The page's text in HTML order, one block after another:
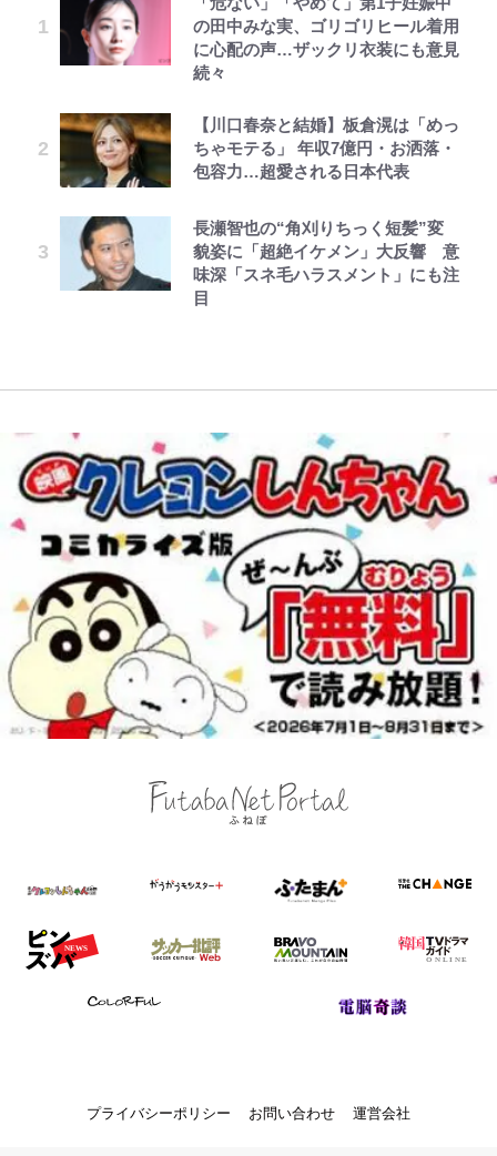
の田中みな実、ゴリゴリヒール着用
に心配の声…ザックリ衣装にも意見
続々
【川口春奈と結婚】板倉滉は「めっ
ちゃモテる」 年収7億円・お洒落・
包容力…超愛される日本代表
長瀬智也の“角刈りちっく短髪”変
貌姿に「超絶イケメン」大反響 意
味深「スネ毛ハラスメント」にも注
目
「恐怖キャラ」の戦慄シーン 小さ
くてかわいい世界なのに「見た目か
らしてヤバイ…」
放送40周年『機動戦士ガンダム
ZZ』いまだ語り継がれる「伝説の
トンデモシーン」 「Zザク」に
「BOSS×ポケモン30周年」第2弾
コラボ実施！ 新商品「歴戦の微
糖」や図鑑缶登場にファン歓喜「見
た！ ルアーを追わせて釣りあげる
「アユイング」のオリジナリティ＆
おもしろさを知る
やってはいけない！「キャンプツー
リング」での「NGパッキング」7
選！ 安全＆快適につながる「荷物
「実体験レポ」
【自転車】「若いときは登れたんだ
けど……」 グラベルバイクで暑さ
中傷動画…「計り知れない」切り抜
き落選運動の影響と今語る「保育園
落ちた日本死ね」
FRUITS ZIPPER鎮西寿々歌が語る
『天才てれびくん』時代の学びと
22歳でアイドルの道を切り拓いた
三代目魚武濱田成夫「すっごい勉強
ができない阿呆」が京都の名門美術
高校に受かった理由「落ちたと思っ
著
した~詰んだはずの悪役令嬢です
が、どうやら違うようです~ 第1話
水準に耐えられないので貴族を目指
します~ 第37話(2)
気付くまで 第56話(1)
手？｣ブライトン帰還の三笘薫、同
僚に“ポケカ”をプレゼント！｢薫の
笑顔見れてよかった｣｢大喜びのリ
｢モデルやってる｣｢かっけぇ｣三笘
薫がブライトン新ユニのモデルで完
ら大歓迎されてる｣｢元気な姿見れ
て…｣
W杯クオーター制への大反発か、
3月の会長選】(3)
プライバシーポリシー お問い合わせ 運営会社